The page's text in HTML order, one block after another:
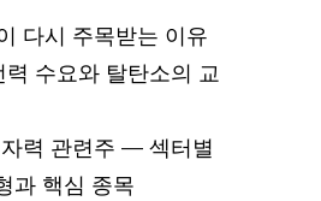
다시 주목받는 이유
수요와 탈탄소의 교
력 관련주 — 섹터별
과 핵심 종목